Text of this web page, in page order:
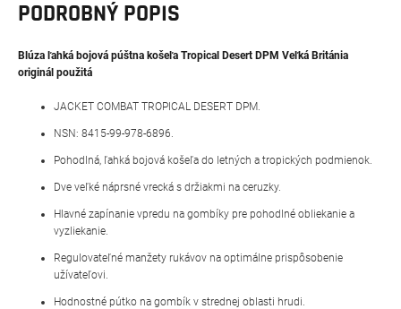
PODROBNÝ POPIS
Blúza ľahká bojová púštna košeľa Tropical Desert DPM Veľká Británia
originál použitá
JACKET COMBAT TROPICAL DESERT DPM.
NSN: 8415-99-978-6896.
Pohodlná, ľahká bojová košeľa do letných a tropických podmienok.
Dve veľké náprsné vrecká s držiakmi na ceruzky.
Hlavné zapínanie vpredu na gombíky pre pohodlné obliekanie a
vyzliekanie.
Regulovateľné manžety rukávov na optimálne prispôsobenie
užívateľovi.
Hodnostné pútko na gombík v strednej oblasti hrudi.